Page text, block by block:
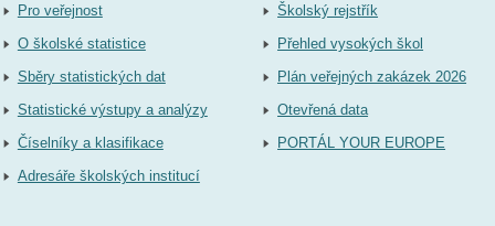
Pro veřejnost
O školské statistice
Sběry statistických dat
Statistické výstupy a analýzy
Číselníky a klasifikace
Adresáře školských institucí
Školský rejstřík
Přehled vysokých škol
Plán veřejných zakázek 2026
Otevřená data
PORTÁL YOUR EUROPE